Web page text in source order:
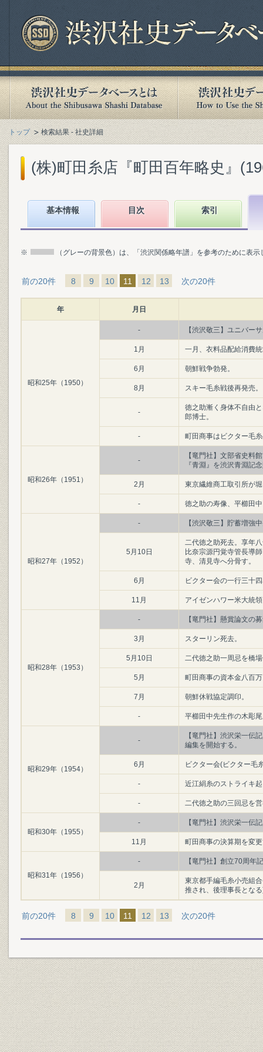
トップ 検索結果 - 社史詳細
(株)町田糸店『町田百年略史』
基本情報 目次 索引
※ （グレーの背景色）は、「渋沢関係略年譜」を参考のために表
前の20件 8 9 10 11 12 13 次の20件
年 月日
昭和25年（1950）
- 【渋沢敬三】ユニバー
1月 一月、衣料品配給消費
6月 朝鮮戦争勃発。
8月 スキー毛糸戦後再発売。
-
徳之助漸く身体不自由
郎博士。
- 町田商事はビクター毛
昭和26年（1951）
-
【竜門社】文部省史料
『青淵』を渋沢青淵記
2月 東京繊維商工取引所が
- 徳之助の寿像、平櫛田
昭和27年（1952）
- 【渋沢敬三】貯蓄増強
5月10日
二代徳之助死去。享年
比奈宗源円覚寺管長導
寺、清見寺へ分骨す。
6月 ビクター会の一行三十
11月 アイゼンハワー米大統
昭和28年（1953）
- 【竜門社】懸賞論文の
3月 スターリン死去。
5月10日 二代徳之助一周忌を橋
5月 町田商事の資本金八百
7月 朝鮮休戦協定調印。
- 平櫛田中先生作の木彫
昭和29年（1954）
-
【竜門社】渋沢栄一伝
編集を開始する。
6月 ビクター会(ビクター毛
- 近江絹糸のストライキ
- 二代徳之助の三回忌を
昭和30年（1955）
- 【竜門社】渋沢栄一伝
11月 町田商事の決算期を変
昭和31年（1956）
- 【竜門社】創立70周年
2月
東京都手編毛糸小売組
推され、後理事長とな
前の20件 8 9 10 11 12 13 次の20件